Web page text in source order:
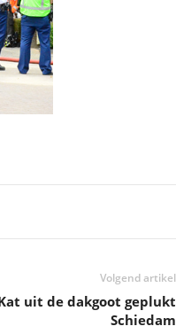
Volgend artikel
uit de dakgoot geplukt
Schiedam